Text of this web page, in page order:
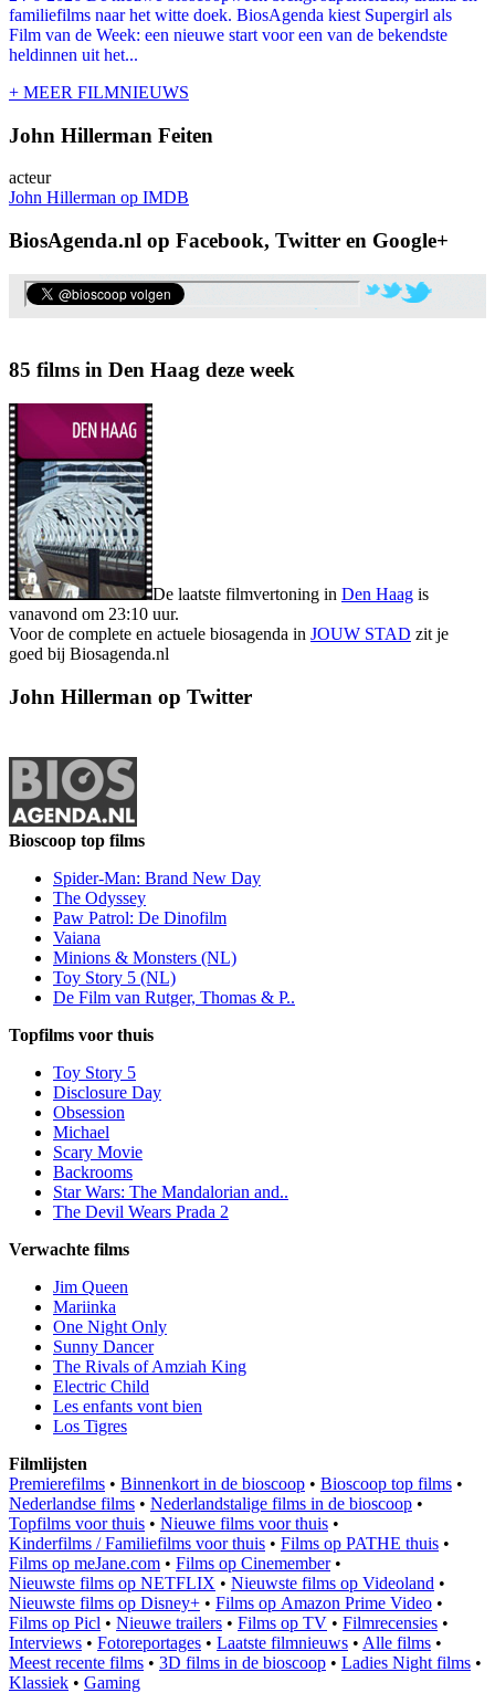
familiefilms naar het witte doek. BiosAgenda kiest Supergirl als
Film van de Week: een nieuwe start voor een van de bekendste
heldinnen uit het...
+ MEER FILMNIEUWS
John Hillerman Feiten
acteur
John Hillerman op IMDB
BiosAgenda.nl op Facebook, Twitter en Google+
85 films in Den Haag deze week
De laatste filmvertoning in Den Haag is
vanavond om 23:10 uur.
Voor de complete en actuele biosagenda in JOUW STAD zit je
goed bij Biosagenda.nl
John Hillerman op Twitter
Bioscoop top films
Spider-Man: Brand New Day
The Odyssey
Paw Patrol: De Dinofilm
Vaiana
Minions & Monsters (NL)
Toy Story 5 (NL)
De Film van Rutger, Thomas & P..
Topfilms voor thuis
Toy Story 5
Disclosure Day
Obsession
Michael
Scary Movie
Backrooms
Star Wars: The Mandalorian and..
The Devil Wears Prada 2
Verwachte films
Jim Queen
Mariinka
One Night Only
Sunny Dancer
The Rivals of Amziah King
Electric Child
Les enfants vont bien
Los Tigres
Filmlijsten
Premierefilms • Binnenkort in de bioscoop • Bioscoop top films •
Nederlandse films • Nederlandstalige films in de bioscoop •
Topfilms voor thuis • Nieuwe films voor thuis •
Kinderfilms / Familiefilms voor thuis • Films op PATHE thuis •
Films op meJane.com • Films op Cinemember•
Nieuwste films op NETFLIX • Nieuwste films op Videoland •
Nieuwste films op Disney+ • Films op Amazon Prime Video •
Films op Picl • Nieuwe trailers • Films op TV • Filmrecensies •
Interviews • Fotoreportages • Laatste filmnieuws • Alle films •
Meest recente films • 3D films in de bioscoop • Ladies Night films •
Klassiek • Gaming